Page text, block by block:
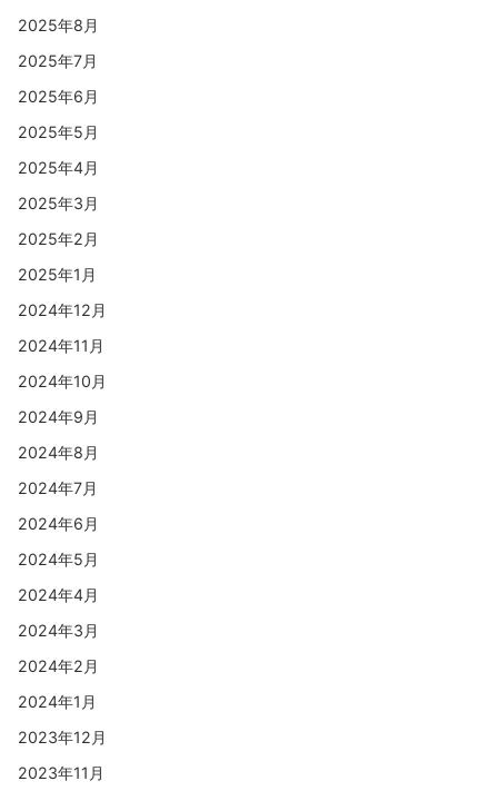
2025年8月
2025年7月
2025年6月
2025年5月
2025年4月
2025年3月
2025年2月
2025年1月
2024年12月
2024年11月
2024年10月
2024年9月
2024年8月
2024年7月
2024年6月
2024年5月
2024年4月
2024年3月
2024年2月
2024年1月
2023年12月
2023年11月